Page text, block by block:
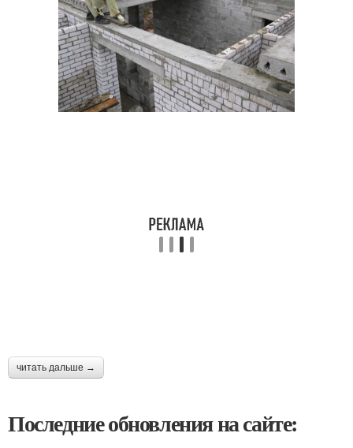
читать дальше →
Последние обновления на сайте: